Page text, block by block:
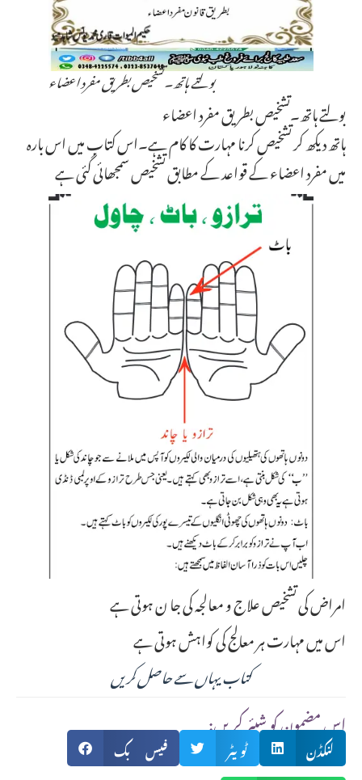
بولتے ہاتھ۔تشخیص بطریق مفرد اعضاء
بولتے ہاتھ۔تشخیص بطریق مفرد اعضاء
ہاتھ دیکھ کر تشخیص کرنا مہارت کا کام ہے۔اس کتاب میں اس بارہ
میں مفرد اعضاء کے قواعد کے مطابق تشخیص سمجھائی گئی ہے
امراض کی تشخیص علاج و معالجہ کی جا ن ہوتی ہے
اس میں مہارت ہر معالج کی کواہش ہوتی ہے
کتاب یہاں سے حاصل کریں
:اس مضمون کو شیئر کریں
فیس بک ٹویٹر
لنکڈن